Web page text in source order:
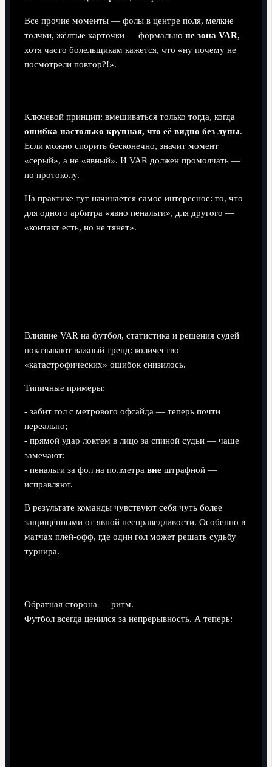
Все прочие моменты — фолы в центре поля, мелкие
толчки, жёлтые карточки — формально не зона VAR,
хотя часто болельщикам кажется, что «ну почему не
посмотрели повтор?!».
Ключевой принцип: вмешиваться только тогда, когда
ошибка настолько крупная, что её видно без лупы.
Если можно спорить бесконечно, значит момент
«серый», а не «явный». И VAR должен промолчать —
по протоколу.
На практике тут начинается самое интересное: то, что
для одного арбитра «явно пенальти», для другого —
«контакт есть, но не тянет».
Влияние VAR на футбол, статистика и решения судей
показывают важный тренд: количество
«катастрофических» ошибок снизилось.
Типичные примеры:
- забит гол с метрового офсайда — теперь почти
нереально;
- прямой удар локтем в лицо за спиной судьи — чаще
замечают;
- пенальти за фол на полметра внештрафной —
исправляют.
В результате команды чувствуют себя чуть более
защищёнными от явной несправедливости. Особенно в
матчах плей-офф, где один гол может решать судьбу
турнира.
Обратная сторона — ритм.
Футбол всегда ценился за непрерывность. А теперь: